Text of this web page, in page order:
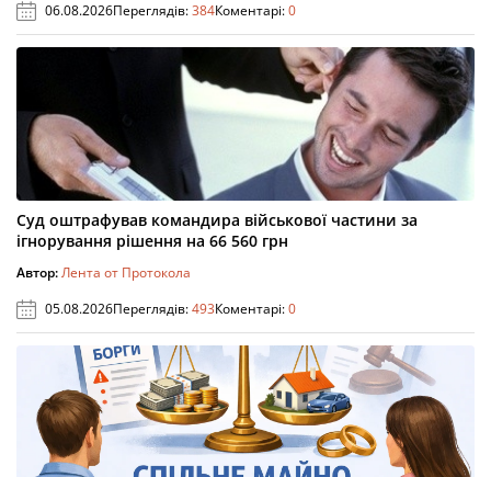
06.08.2026Переглядів:384Коментарі:0
Суд оштрафував командира військової частини за
ігнорування рішення на 66 560 грн
Автор:Лента от Протокола
05.08.2026Переглядів:493Коментарі:0